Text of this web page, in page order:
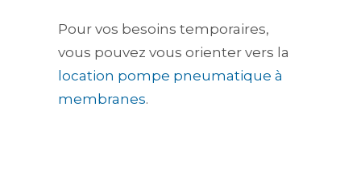
Pour vos besoins temporaires,
vous pouvez vous orienter vers la
location pompe pneumatique à
membranes.